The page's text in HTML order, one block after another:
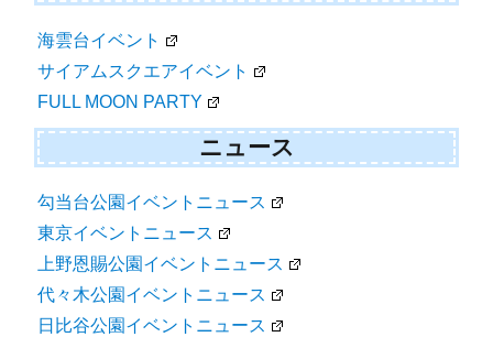
海雲台イベント
サイアムスクエアイベント
FULL MOON PARTY
ニュース
勾当台公園イベントニュース
東京イベントニュース
上野恩賜公園イベントニュース
代々木公園イベントニュース
日比谷公園イベントニュース